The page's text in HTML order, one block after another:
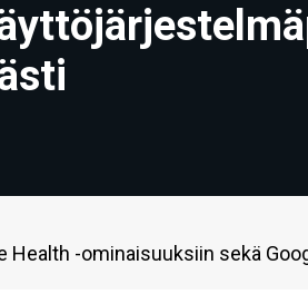
-ominaisuuksiin sekä